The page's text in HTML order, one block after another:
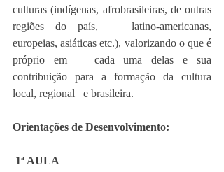
culturas (indígenas, afrobrasileiras, de outras
regiões do país,   latino-americanas,
europeias, asiáticas etc.), valorizando o que é
próprio em   cada uma delas e sua
contribuição para a formação da cultura
local, regional   e brasileira.
Orientações de Desenvolvimento:
1ª AULA